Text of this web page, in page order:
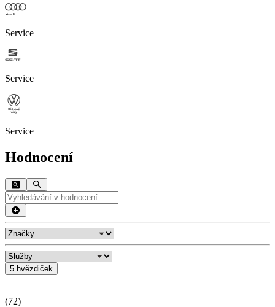
Service
Service
Service
Hodnocení
5 hvězdiček
(72)